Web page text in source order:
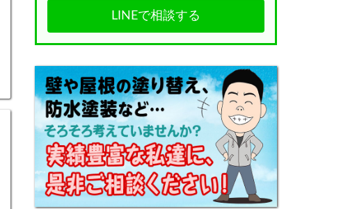
LINEで相談する